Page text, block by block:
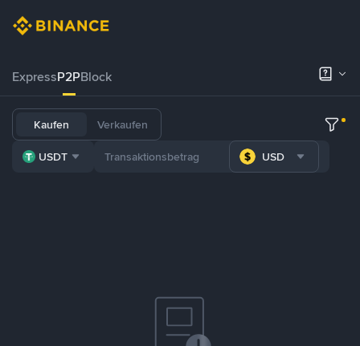
ExpressP2PBlock
Kaufen Verkaufen
USDT USD